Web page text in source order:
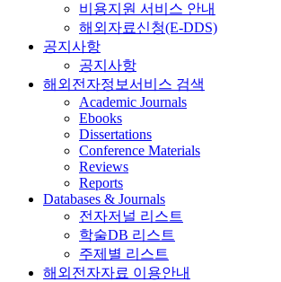
비용지원 서비스 안내
해외자료신청(E-DDS)
공지사항
공지사항
해외전자정보서비스 검색
Academic Journals
Ebooks
Dissertations
Conference Materials
Reviews
Reports
Databases & Journals
전자저널 리스트
학술DB 리스트
주제별 리스트
해외전자자료 이용안내